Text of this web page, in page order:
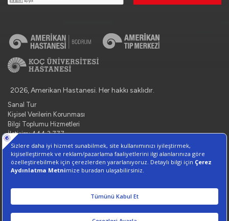
2026, Amerikan Hastanesi. Her hakkı saklıdır.
Sanal Tur
Kişisel Verilerin Korunması
Bilgi Toplumu Hizmetleri
İletişim: 444 3 777
Çerez Tercihlerini Yönetin